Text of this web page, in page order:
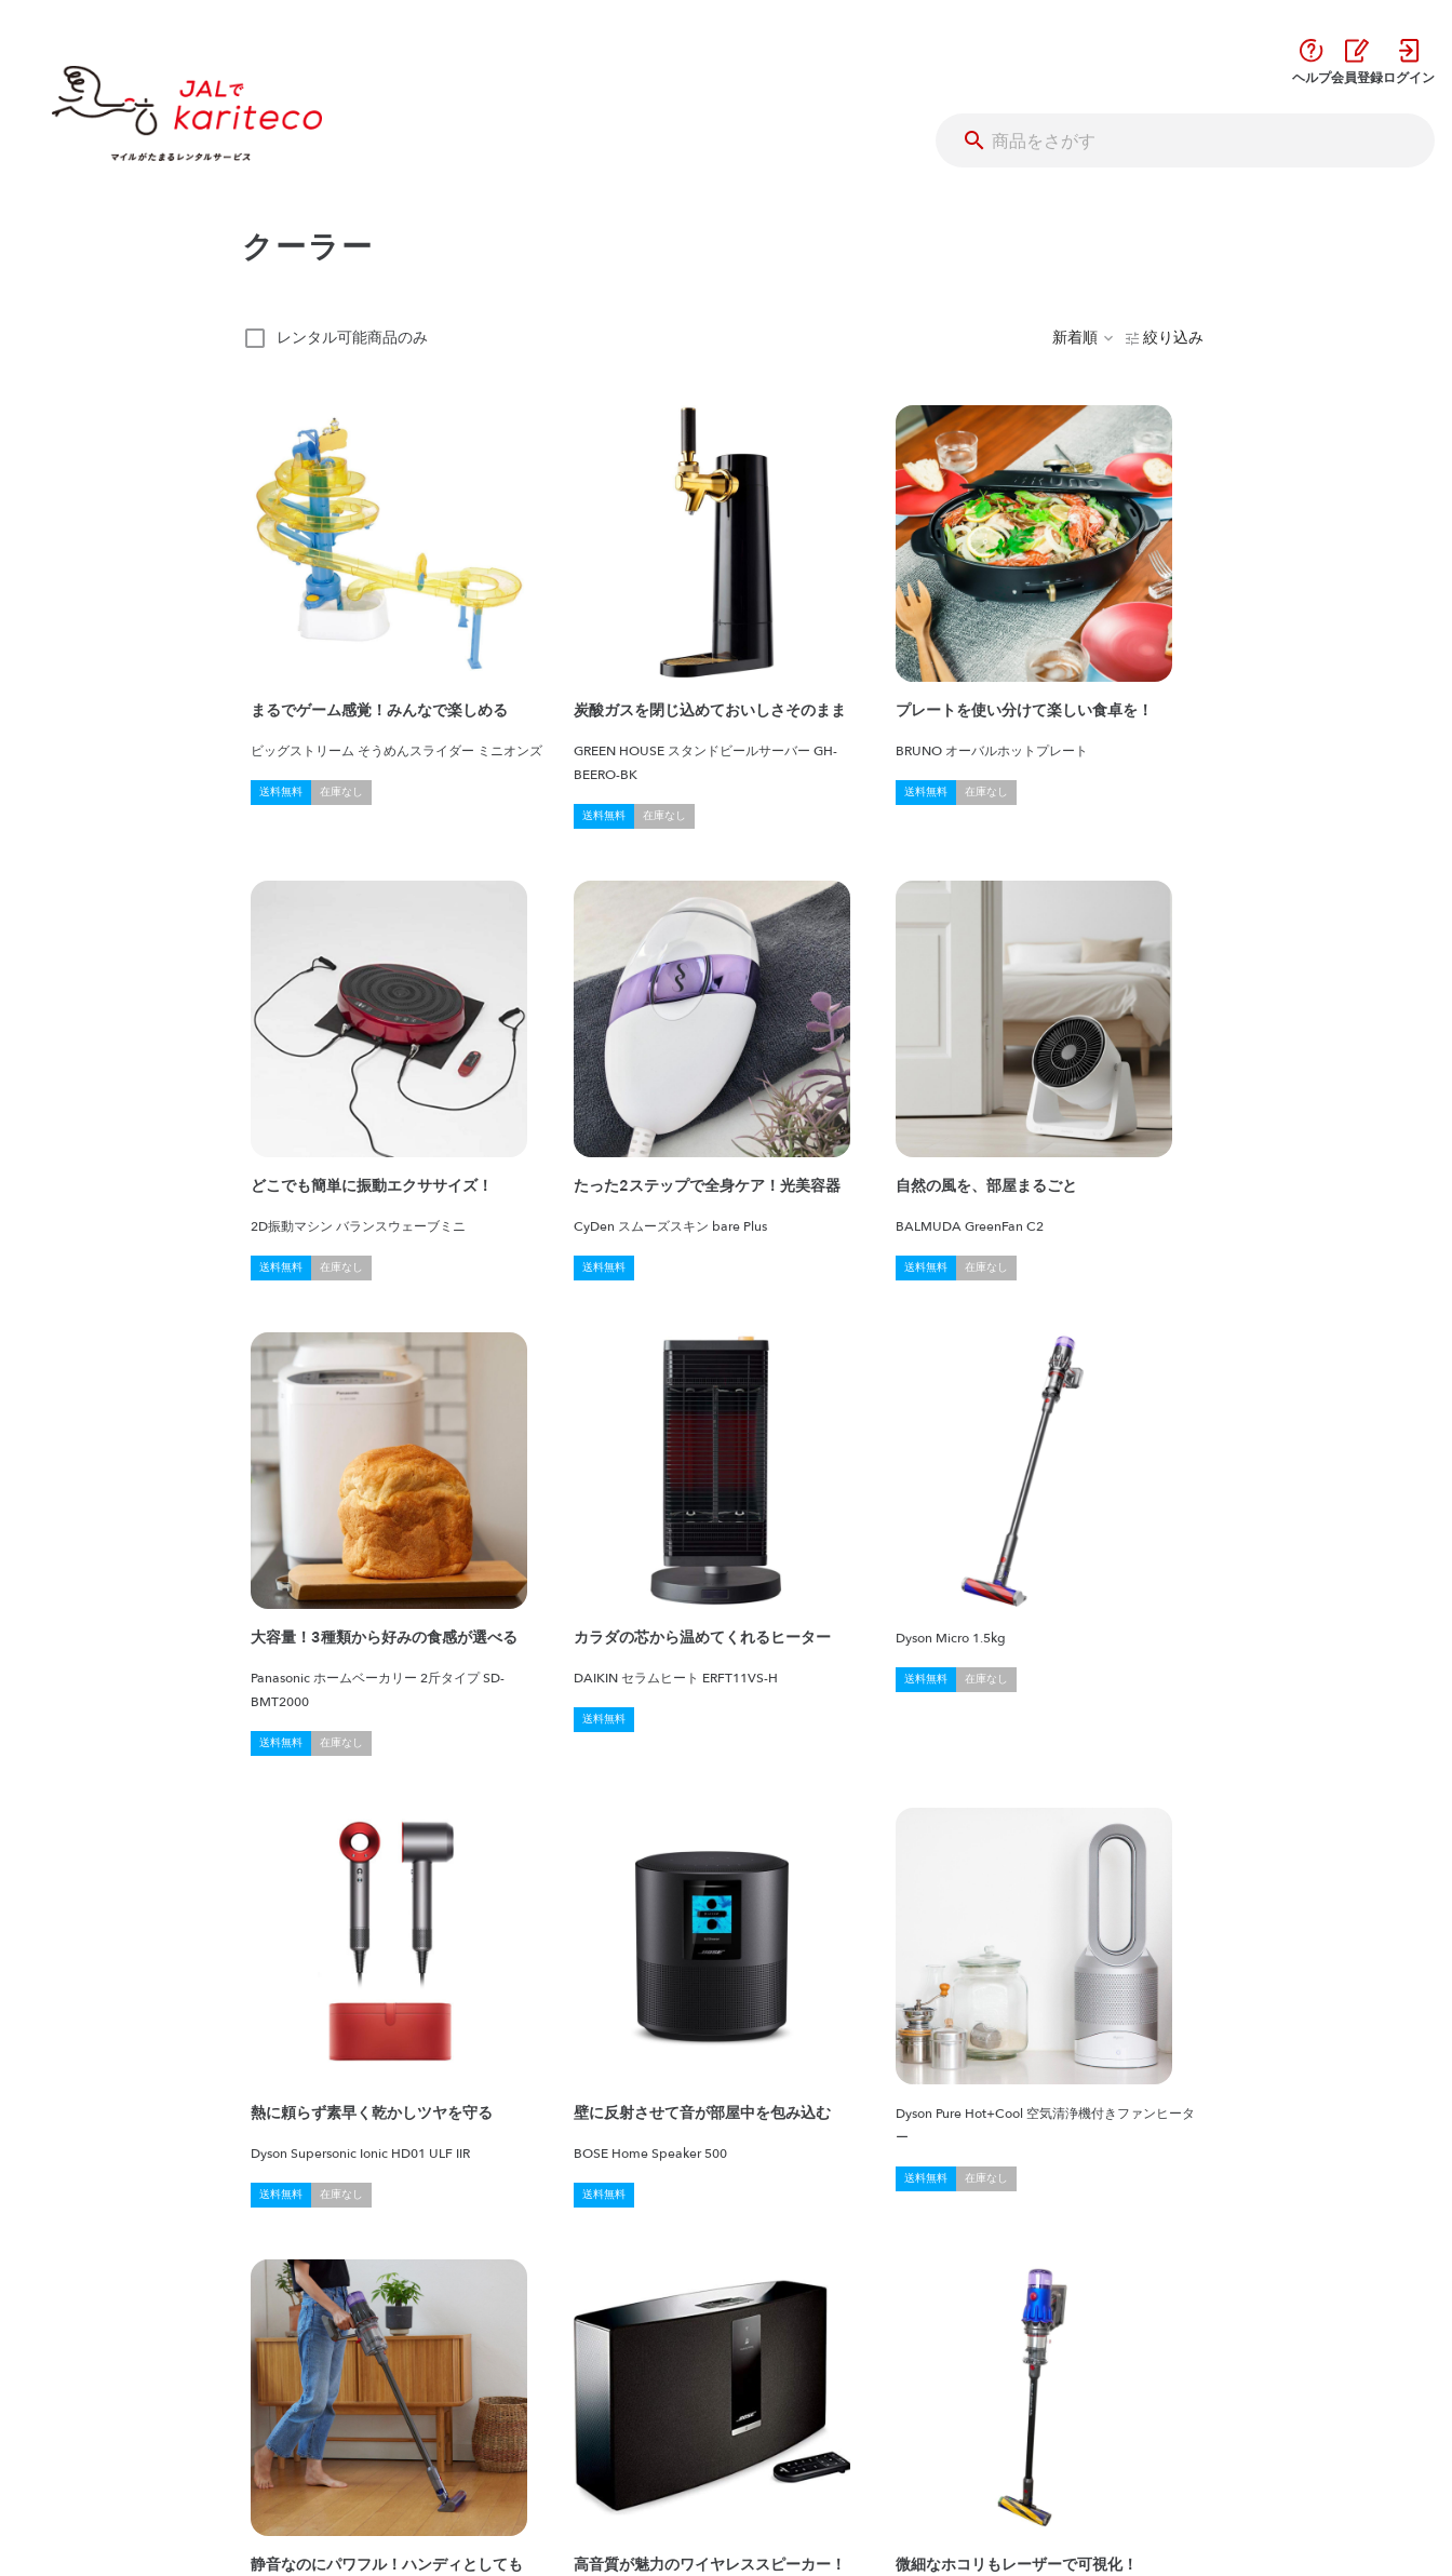
ヘルプ会員登録ログイン
クーラー
レンタル可能商品のみ 新着順 絞り込み
まるでゲーム感覚！みんなで楽しめる
ビッグストリーム そうめんスライダー ミニオンズ
送料無料 在庫なし
炭酸ガスを閉じ込めておいしさそのまま
GREEN HOUSE スタンドビールサーバー GH-
BEERO-BK
送料無料 在庫なし
プレートを使い分けて楽しい食卓を！
BRUNO オーバルホットプレート
送料無料 在庫なし
どこでも簡単に振動エクササイズ！
2D振動マシン バランスウェーブミニ
送料無料 在庫なし
たった2ステップで全身ケア！光美容器
CyDen スムーズスキン bare Plus
送料無料
自然の風を、部屋まるごと
BALMUDA GreenFan C2
送料無料 在庫なし
大容量！3種類から好みの食感が選べる
Panasonic ホームベーカリー 2斤タイプ SD-
BMT2000
送料無料 在庫なし
カラダの芯から温めてくれるヒーター
DAIKIN セラムヒート ERFT11VS-H
送料無料
Dyson Micro 1.5kg
送料無料 在庫なし
熱に頼らず素早く乾かしツヤを守る
Dyson Supersonic Ionic HD01 ULF IIR
送料無料 在庫なし
壁に反射させて音が部屋中を包み込む
BOSE Home Speaker 500
送料無料
Dyson Pure Hot+Cool 空気清浄機付きファンヒータ
ー
送料無料 在庫なし
静音なのにパワフル！ハンディとしても 高音質が魅力のワイヤレススピーカー！ 微細なホコリもレーザーで可視化！